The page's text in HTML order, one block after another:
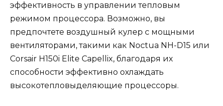
эффективность в управлении тепловым
режимом процессора. Возможно, вы
предпочтете воздушный кулер с мощными
вентиляторами, такими как Noctua NH-D15 или
Corsair H150i Elite Capellix, благодаря их
способности эффективно охлаждать
высокотепловыделяющие процессоры.